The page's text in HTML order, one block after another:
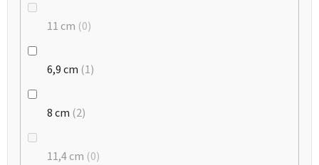
11 cm 0
6,9 cm 1
8 cm 2
11,4 cm 0